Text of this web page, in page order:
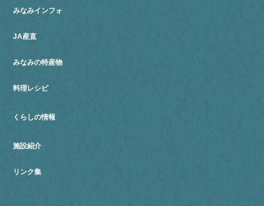
みなみインフォ
JA産直
みなみの特産物
料理レシピ
くらしの情報
施設紹介
リンク集